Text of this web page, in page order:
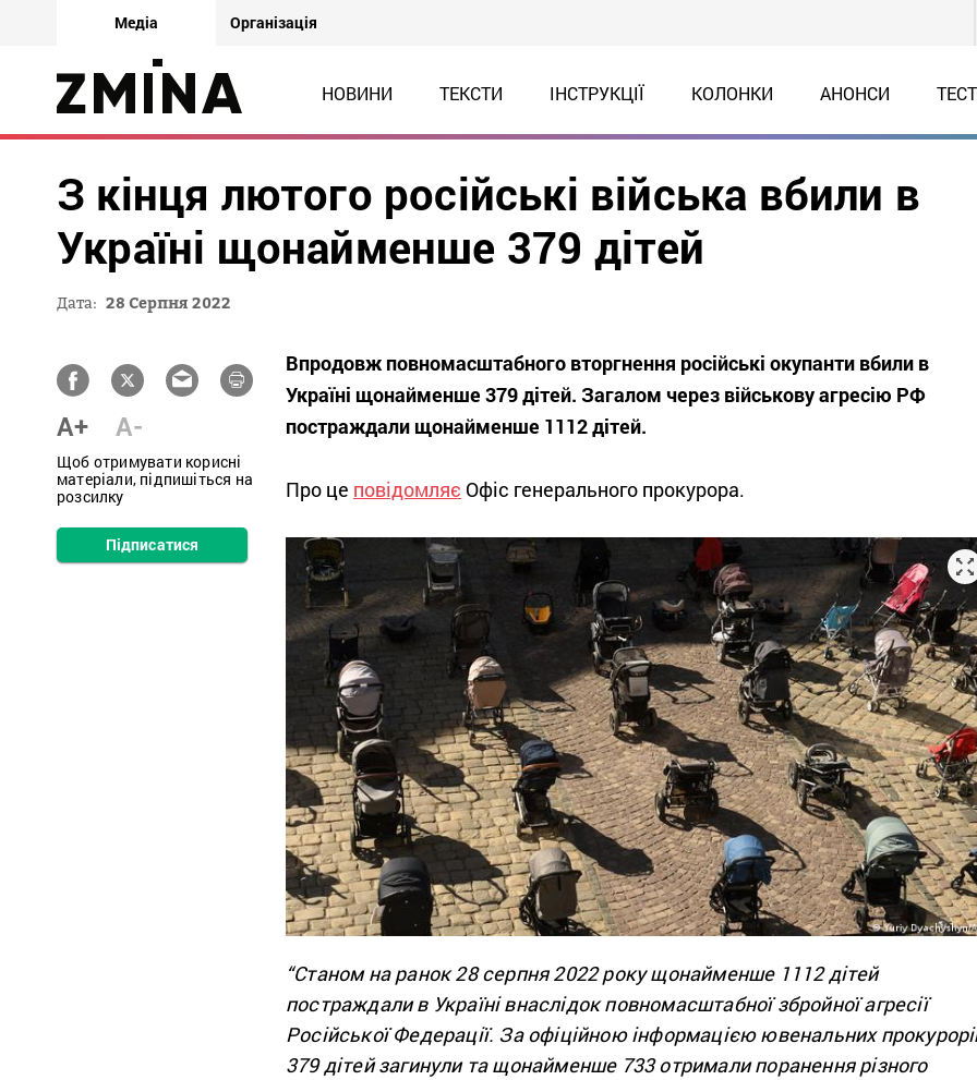
Медіа Організація
НОВИНИ ТЕКСТИ ІНСТРУКЦІЇ КОЛОНКИ АНОНСИ
З кінця лютого російські війська вбили в
Україні щонайменше 379 дітей
Дата: 28 Серпня 2022
A+ A-
Щоб отримувати корисні
матеріали, підпишіться на
розсилку
Підписатися
Впродовж повномасштабного вторгнення російські окупанти вбили в
Україні щонайменше 379 дітей. Загалом через військову агресію РФ
постраждали щонайменше 1112 дітей.
Про це повідомляє Офіс генерального прокурора.
“Станом на ранок 28 серпня 2022 року щонайменше 1112 дітей
постраждали в Україні внаслідок повномасштабної збройної агресії
Російської Федерації. За офіційною інформацією ювенальних
379 дітей загинули та щонайменше 733 отримали поранення різного